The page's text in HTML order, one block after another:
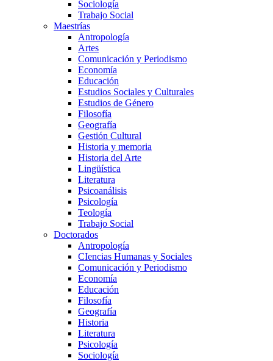
Sociología
Trabajo Social
Maestrías
Antropología
Artes
Comunicación y Periodismo
Economía
Educación
Estudios Sociales y Culturales
Estudios de Género
Filosofía
Geografía
Gestión Cultural
Historia y memoria
Historia del Arte
Lingüística
Literatura
Psicoanálisis
Psicología
Teología
Trabajo Social
Doctorados
Antropología
CIencias Humanas y Sociales
Comunicación y Periodismo
Economía
Educación
Filosofía
Geografía
Historia
Literatura
Psicología
Sociología